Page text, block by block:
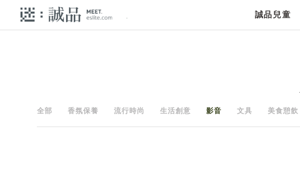
誠品兒童
全部 香氛保養 流行時尚 生活創意 影音 文具 美食憩飲